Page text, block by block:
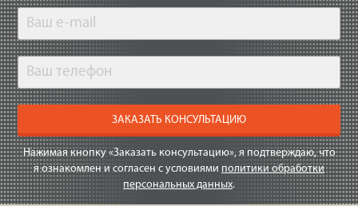
ЗАКАЗАТЬ КОНСУЛЬТАЦИЮ
Нажимая кнопку «Заказать консультацию», я подтверждаю, что
я ознакомлен и согласен с условиями политики обработки
персональных данных.